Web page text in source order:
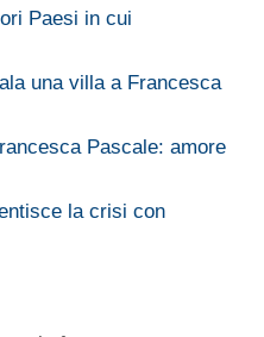
Paesi in cui
una villa a Francesca
Pascale: amore
la crisi con